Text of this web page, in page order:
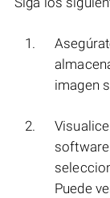
imagen
Puede